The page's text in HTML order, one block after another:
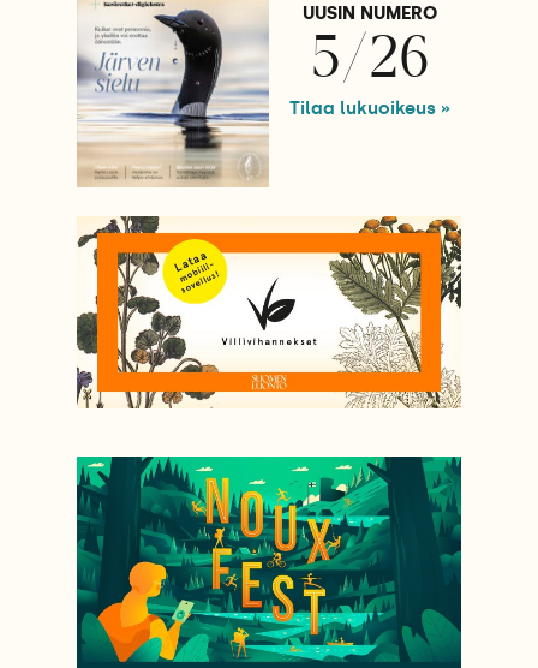
UUSIN NUMERO
5/26
Tilaa lukuoikeus »